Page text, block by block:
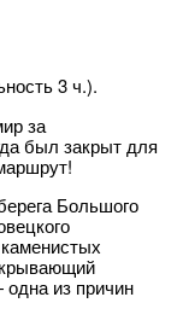
3 ч.).
за
был закрыт для
Большого
из причин